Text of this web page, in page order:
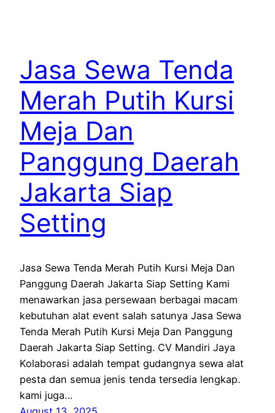
Jasa Sewa Tenda
Merah Putih Kursi
Meja Dan
Panggung Daerah
Jakarta Siap
Setting
Jasa Sewa Tenda Merah Putih Kursi Meja Dan
Panggung Daerah Jakarta Siap Setting Kami
menawarkan jasa persewaan berbagai macam
kebutuhan alat event salah satunya Jasa Sewa
Tenda Merah Putih Kursi Meja Dan Panggung
Daerah Jakarta Siap Setting. CV Mandiri Jaya
Kolaborasi adalah tempat gudangnya sewa alat
pesta dan semua jenis tenda tersedia lengkap.
kami juga…